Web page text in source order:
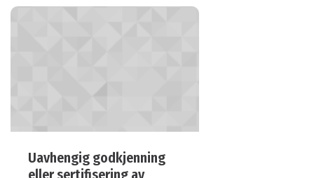
Uavhengig godkjenning